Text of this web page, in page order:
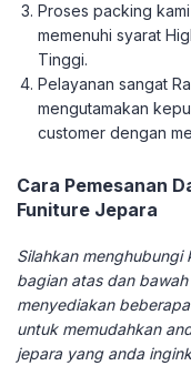
Proses packing
memenuhi syarat
Tinggi.
Pelayanan sangat
mengutamakan
customer dengan
Cara Pemesanan
Funiture Jepara
Silahkan
bagian atas dan
menyediakan
untuk memudahkan
jepara yang anda